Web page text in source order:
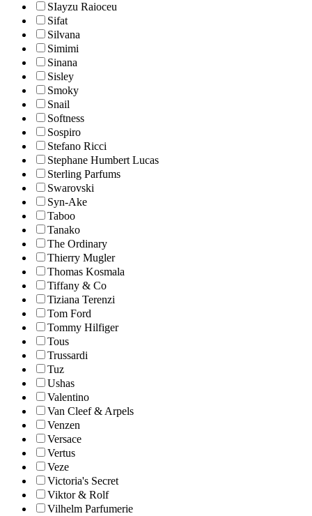
SIayzu Raioceu
Sifat
Silvana
Simimi
Sinana
Sisley
Smoky
Snail
Softness
Sospiro
Stefano Ricci
Stephane Humbert Lucas
Sterling Parfums
Swarovski
Syn-Ake
Taboo
Tanako
The Ordinary
Thierry Mugler
Thomas Kosmala
Tiffany & Co
Tiziana Terenzi
Tom Ford
Tommy Hilfiger
Tous
Trussardi
Tuz
Ushas
Valentino
Van Cleef & Arpels
Venzen
Versace
Vertus
Veze
Victoria's Secret
Viktor & Rolf
Vilhelm Parfumerie